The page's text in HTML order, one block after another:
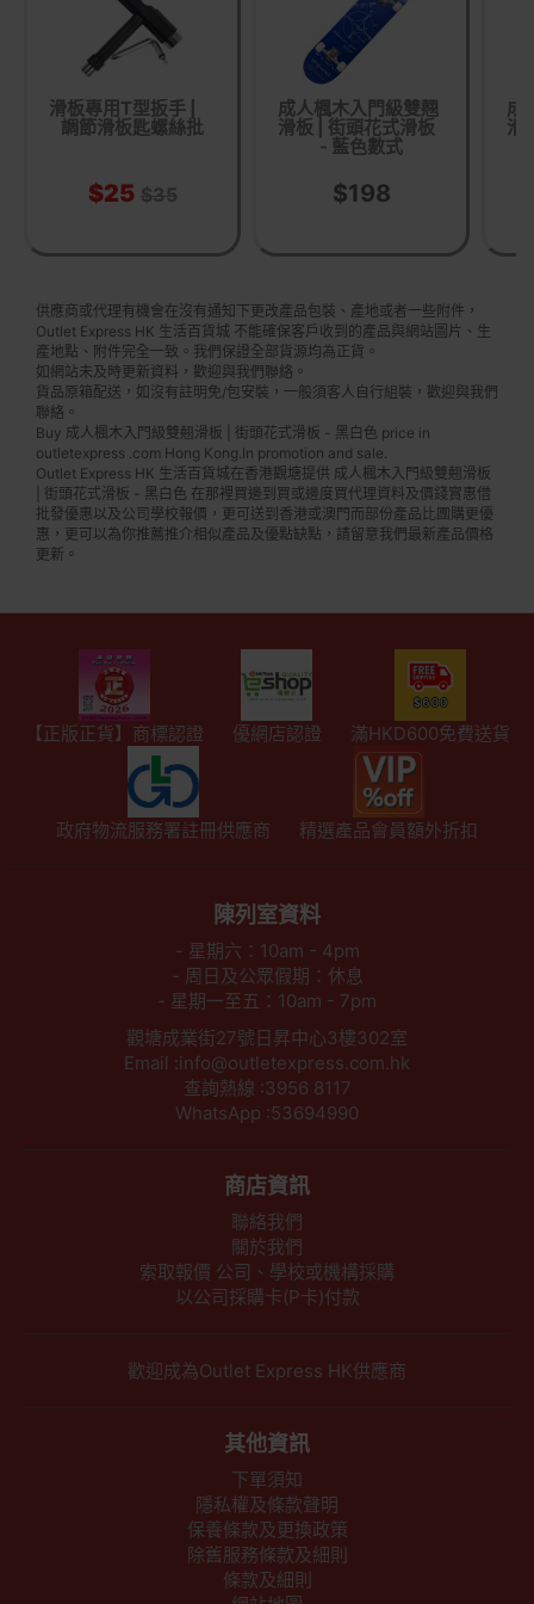
滑板專用T型扳手 |
調節滑板匙螺絲批
$25 $35
成人楓木入門級雙翹
滑板 | 街頭花式滑板
- 藍色數式
$198
成
滑
供應商或代理有機會在沒有通知下更改產品包裝、產地或者一些附件，
Outlet Express HK 生活百貨城 不能確保客戶收到的產品與網站圖片、生
產地點、附件完全一致。我們保證全部貨源均為正貨。
如網站未及時更新資料，歡迎與我們聯絡。
貨品原箱配送，如沒有註明免/包安裝，一般須客人自行組裝，歡迎與我們
聯絡。
Buy 成人楓木入門級雙翹滑板 | 街頭花式滑板 - 黑白色 price in
outletexpress .com Hong Kong.In promotion and sale.
Outlet Express HK 生活百貨城在香港觀塘提供 成人楓木入門級雙翹滑板
| 街頭花式滑板 - 黑白色 在那裡買邊到買或邊度買代理資料及價錢實惠借
批發優惠以及公司學校報價，更可送到香港或澳門而部份產品比團購更優
惠，更可以為你推薦推介相似產品及優點缺點，請留意我們最新產品價格
更新。
【正版正貨】商標認證 優網店認證 滿HKD600免費送貨
政府物流服務署註冊供應商 精選產品會員額外折扣
陳列室資料
- 星期六：10am - 4pm
- 周日及公眾假期：休息
- 星期一至五：10am - 7pm
觀塘成業街27號日昇中心3樓302室
Email :info@outletexpress.com.hk
查詢熱線 :3956 8117
WhatsApp :53694990
商店資訊
聯絡我們
關於我們
索取報價 公司、學校或機構採購
以公司採購卡(P卡)付款
歡迎成為Outlet Express HK供應商
其他資訊
下單須知
隱私權及條款聲明
保養條款及更換政策
除舊服務條款及細則
條款及細則